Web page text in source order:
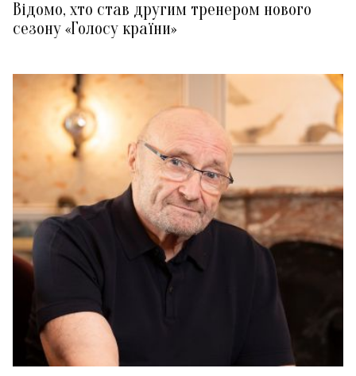
Відомо, хто став другим тренером нового
сезону «Голосу країни»